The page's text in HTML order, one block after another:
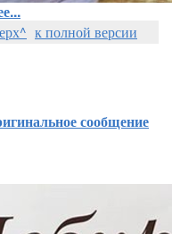
к полной версии
сообщение